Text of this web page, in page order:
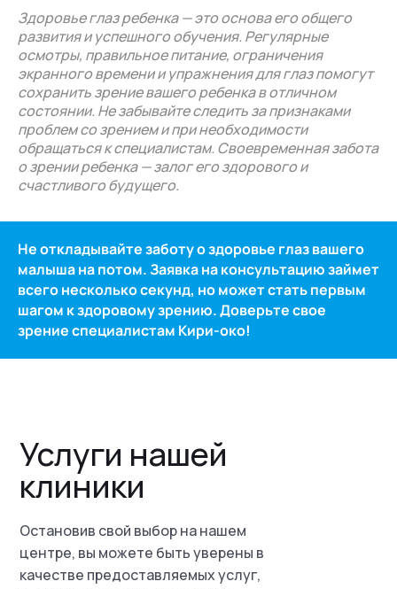
Здоровье глаз ребенка — это основа его общего
развития и успешного обучения. Регулярные
осмотры, правильное питание, ограничения
экранного времени и упражнения для глаз помогут
сохранить зрение вашего ребенка в отличном
состоянии. Не забывайте следить за признаками
проблем со зрением и при необходимости
обращаться к специалистам. Своевременная забота
о зрении ребенка — залог его здорового и
счастливого будущего.
Не откладывайте заботу о здоровье глаз вашего
малыша на потом. Заявка на консультацию займет
всего несколько секунд, но может стать первым
шагом к здоровому зрению. Доверьте свое
зрение специалистам Кири-око!
Услуги нашей
клиники
Остановив свой выбор на нашем
центре, вы можете быть уверены в
качестве предоставляемых услуг,